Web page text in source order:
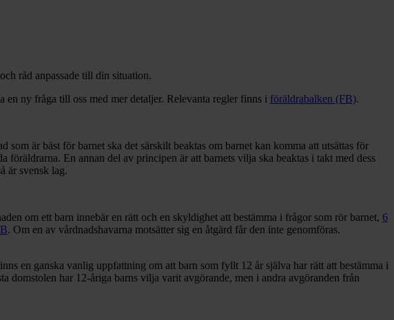
råd anpassade till din situation.
en ny fråga till oss med mer detaljer. Relevanta regler finns i föräldrabalken (FB).
som är bäst för barnet ska det särskilt beaktas om barnet kan komma att utsättas för
En annan del av principen är att barnets vilja ska beaktas i takt med dess
är svensk lag.
om ett barn innebär en rätt och en skyldighet att bestämma i frågor som rör barnet, 6
. Om en av vårdnadshavarna motsätter sig en åtgärd får den inte genomföras.
en ganska vanlig uppfattning om att barn som fyllt 12 år själva har rätt att bestämma i
har 12-åriga barns vilja varit avgörande, men i andra avgöranden från